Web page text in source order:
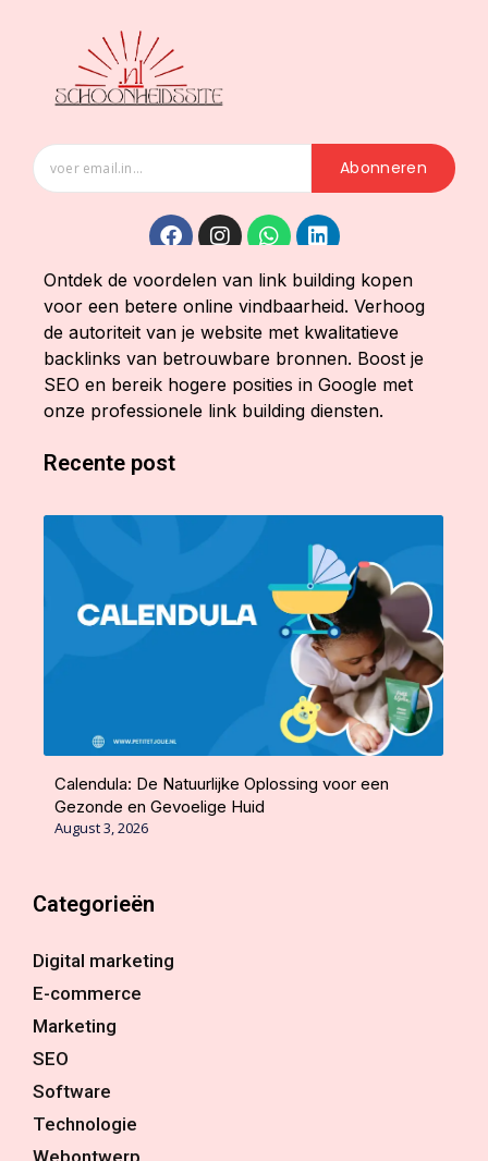
Abonneren
Ontdek de voordelen van link building kopen
voor een betere online vindbaarheid. Verhoog
de autoriteit van je website met kwalitatieve
backlinks van betrouwbare bronnen. Boost je
SEO en bereik hogere posities in Google met
onze professionele link building diensten.
Recente post
Calendula: De Natuurlijke Oplossing voor een
Gezonde en Gevoelige Huid
August 3, 2026
Categorieën
Digital marketing
E-commerce
Marketing
SEO
Software
Technologie
Webontwerp